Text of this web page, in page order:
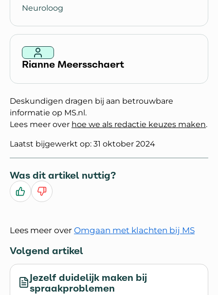
Neuroloog
Rianne Meersschaert
Deskundigen dragen bij aan betrouwbare
informatie op MS.nl.
Lees meer over hoe we als redactie keuzes maken.
Laatst bijgewerkt op: 31 oktober 2024
Was dit artikel nuttig?
Ja Nee
Lees meer over Omgaan met klachten bij MS
Volgend artikel
Jezelf duidelijk maken bij
spraakproblemen